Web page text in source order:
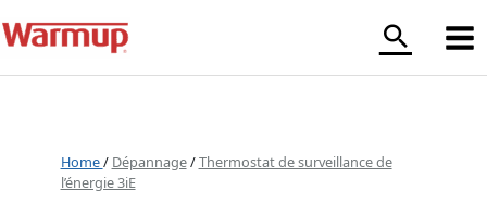
au
contenu
Home/ Dépannage/Thermostat de surveillance de
l’énergie 3iE